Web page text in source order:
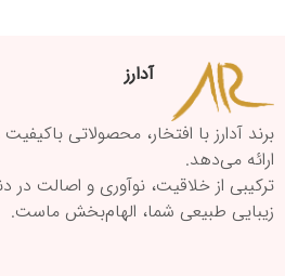
آدارز
برند آدارز با افتخار، محصولاتی باکیفیت
ارائه می‌دهد.
ترکیبی از خلاقیت، نوآوری و اصالت در
زیبایی طبیعی شما، الهام‌بخش ماست.